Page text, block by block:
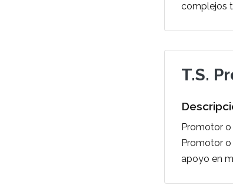
complejos
T.S.
Promotor
Promotor
apoyo en